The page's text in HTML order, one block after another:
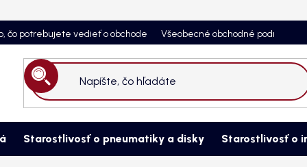
čo potrebujete vedieť o obchode Všeobecné obchodné podmienky
Hľadať
Starostlivosť o pneumatiky a disky Starostlivosť o